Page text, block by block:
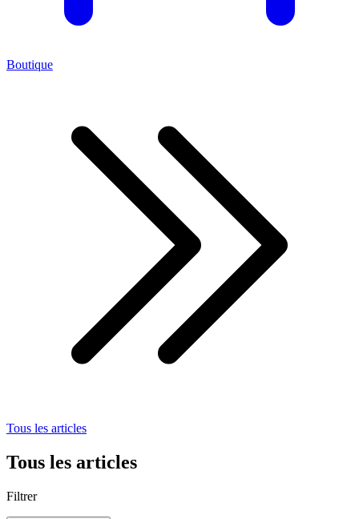
Boutique
Tous les articles
Tous les articles
Filtrer